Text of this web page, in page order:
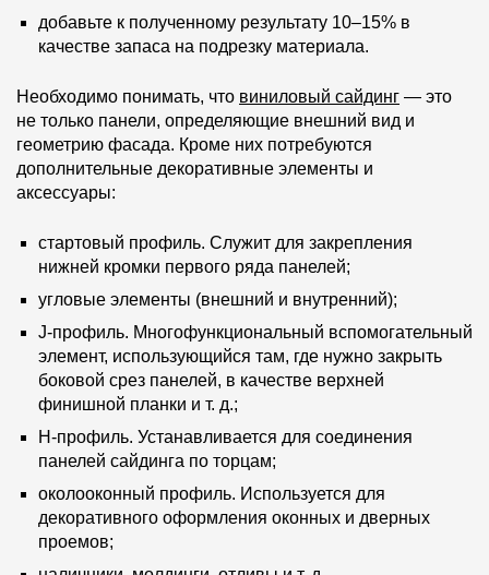
добавьте к полученному результату 10–15% в
качестве запаса на подрезку материала.
Необходимо понимать, что виниловый сайдинг — это
не только панели, определяющие внешний вид и
геометрию фасада. Кроме них потребуются
дополнительные декоративные элементы и
аксессуары:
стартовый профиль. Служит для закрепления
нижней кромки первого ряда панелей;
угловые элементы (внешний и внутренний);
J-профиль. Многофункциональный вспомогательный
элемент, использующийся там, где нужно закрыть
боковой срез панелей, в качестве верхней
финишной планки и т. д.;
H-профиль. Устанавливается для соединения
панелей сайдинга по торцам;
околооконный профиль. Используется для
декоративного оформления оконных и дверных
проемов;